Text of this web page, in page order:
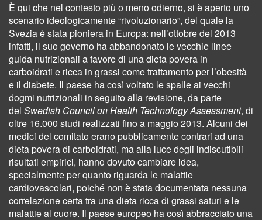
È qui che nel contesto più o meno odierno, si è aperto uno
scenario ideologicamente “rivoluzionario”, del quale la
Svezia è stata pioniera in Europa: nell’ottobre del 2013
infatti, il suo governo ha abbandonato le vecchie linee
guida nutrizionali a favore di una dieta povera in
carboidrati e ricca in grassi come trattamento per l’obesità
e il diabete. Il paese ha così voltato le spalle ai vecchi
dogmi nutrizionali in seguito alla revisione, da parte
del Swedish Council on Health Technology Assessment, di
oltre 16.000 studi realizzati fino a maggio 2013. Alcuni dei
medici del comitato erano pubblicamente contrari ad una
dieta povera di carboidrati, ma alla luce degli indiscutibili
risultati empirici, hanno dovuto cambiare idea,
specialmente per quanto riguarda le malattie
cardiovascolari, poiché non è stata documentata nessuna
correlazione certa tra una dieta ricca di grassi saturi e le
malattie al cuore. Il paese europeo ha così abbracciato una